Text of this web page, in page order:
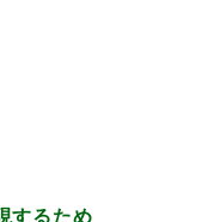
するため